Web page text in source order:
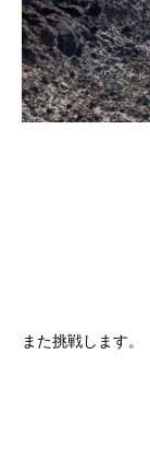
また挑戦します。